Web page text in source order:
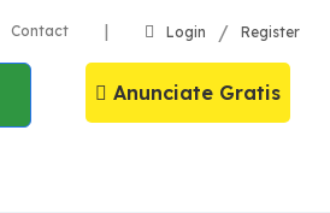
Contact | Login / Register
Anunciate Gratis